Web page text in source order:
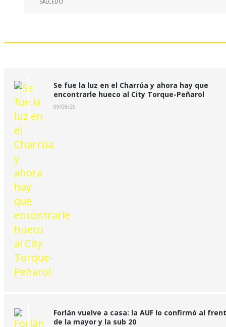
Se fue la luz en el Charrúa y ahora hay que
encontrarle hueco al City Torque-Peñarol
09/08/26
Forlán vuelve a casa: la AUF lo confirmó al
de la mayor y la sub 20